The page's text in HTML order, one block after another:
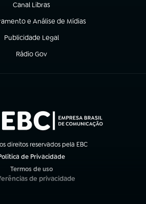
Canal Libras
(abre em nova aba)
e Análise de Mídias
nova aba)
Publicidade Legal
(abre em nova aba)
Rádio Gov
(abre em nova aba)
direitos reservados pela EBC
de Privacidade
Termos de uso
(abre em nova aba)
de privacidade